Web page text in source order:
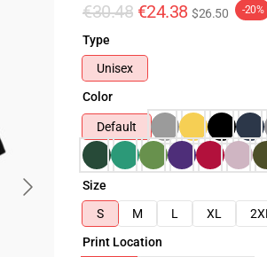
€30.48 €24.38 $26.50 -20%
Type
Unisex
Color
Default
Size
S
M L XL 2XL
Print Location